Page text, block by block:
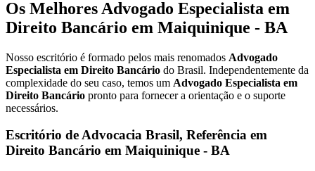
Os Melhores Advogado Especialista em
Direito Bancário em Maiquinique - BA
Nosso escritório é formado pelos mais renomados Advogado
Especialista em Direito Bancário do Brasil. Independentemente da
complexidade do seu caso, temos um Advogado Especialista em
Direito Bancário pronto para fornecer a orientação e o suporte
necessários.
Escritório de Advocacia Brasil, Referência em
Direito Bancário em Maiquinique - BA